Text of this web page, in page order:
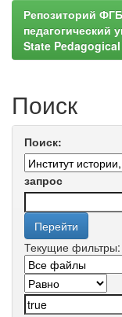
Репозиторий
педагогический
State
Поиск
Поиск:
запрос
Текущие фильтры: